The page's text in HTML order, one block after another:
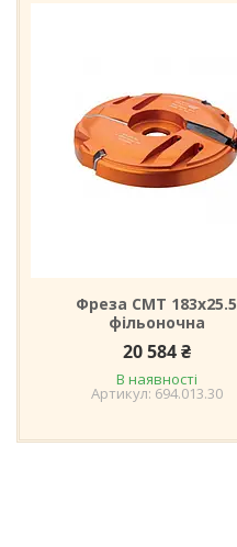
Фреза СМТ 183х25.5
фільоночна
20 584 ₴
В наявності
694.013.30